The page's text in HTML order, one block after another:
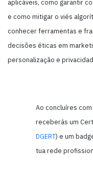
aplicáveis, como garantir
e como mitigar o viés
conhecer ferramentas e
decisões éticas em
personalização e
Ao concluíres
receberás um
DGERT) e um
tua rede